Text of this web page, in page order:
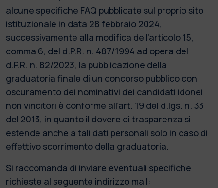
alcune specifiche FAQ pubblicate sul proprio sito
istituzionale in data 28 febbraio 2024,
successivamente alla modifica dell’articolo 15,
comma 6, del d.P.R. n. 487/1994 ad opera del
d.P.R. n. 82/2023, la pubblicazione della
graduatoria finale di un concorso pubblico con
oscuramento dei nominativi dei candidati idonei
non vincitori è conforme all’art. 19 del d.lgs. n. 33
del 2013, in quanto il dovere di trasparenza si
estende anche a tali dati personali solo in caso di
effettivo scorrimento della graduatoria.
Si raccomanda di inviare eventuali specifiche
richieste al seguente indirizzo mail: